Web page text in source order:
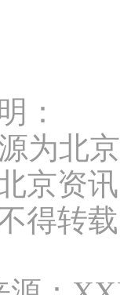
：
为北
京资
得转